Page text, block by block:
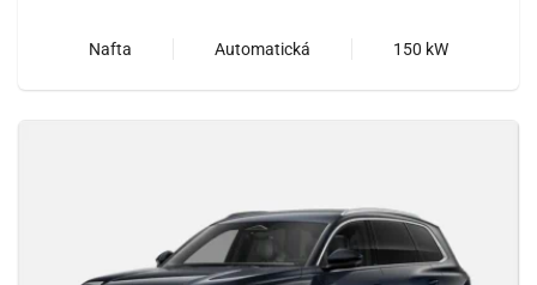
Nafta Automatická 150 kW